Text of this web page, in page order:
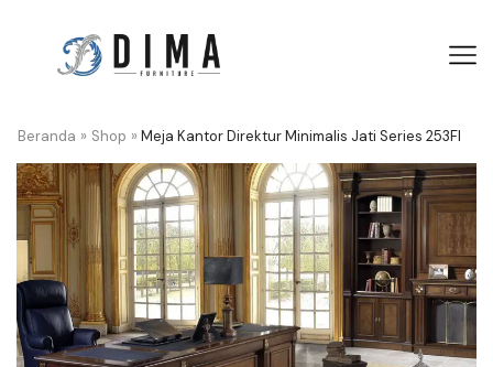
Beranda » Shop » Meja Kantor Direktur Minimalis Jati Series 253FI